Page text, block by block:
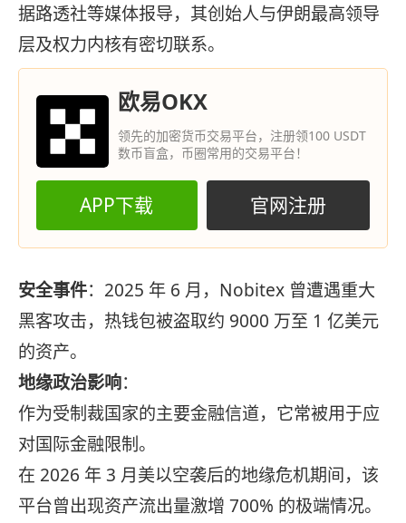
据路透社等媒体报导，其创始人与伊朗最高领导
层及权力内核有密切联系。
欧易OKX
领先的加密货币交易平台，注册领100 USDT
数币盲盒，币圈常用的交易平台！
APP下载 官网注册
安全事件：2025 年 6 月，Nobitex 曾遭遇重大
黑客攻击，热钱包被盗取约 9000 万至 1 亿美元
的资产。
地缘政治影响：
作为受制裁国家的主要金融信道，它常被用于应
对国际金融限制。
在 2026 年 3 月美以空袭后的地缘危机期间，该
平台曾出现资产流出量激增 700% 的极端情况。